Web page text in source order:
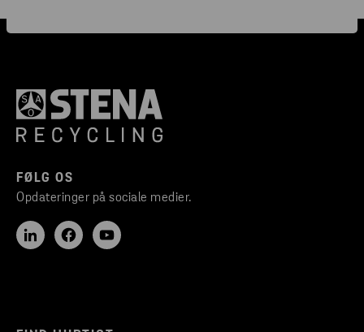
FØLG OS
Opdateringer på sociale medier.